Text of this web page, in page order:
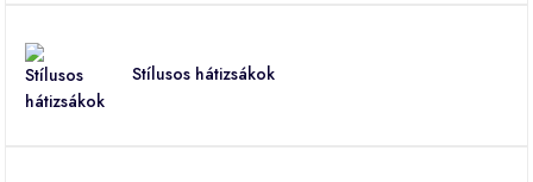
Stílusos hátizsákok